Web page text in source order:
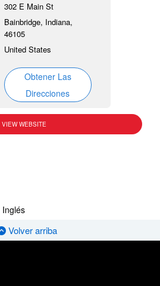
302 E Main St
Bainbridge, Indiana,
46105
United States
Obtener Las
Direcciones
VIEW WEBSITE
Inglés
Volver arriba